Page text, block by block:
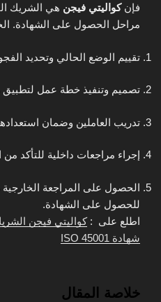
فإنكواليتي فيجن هي الشريك
مراحل الحصول على الشهادة.
تقييم الوضع الحالي وتحديد
تصميم وتنفيذ خطة عمل لتطبيق
تدريب العاملين وضمان
إجراء مراجعات داخلية للتأكد من
الحصول على المراجعة الخارجية
للحصول على الشهادة.
اطلع على :كواليتي فيجن
شهادة ISO 45001
خلاصة المقال